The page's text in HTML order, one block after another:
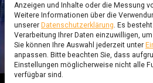
Inhalt
Erforderlichen Service
Inhalte
Anzeigen und Inhalte oder die Messung
Weitere Informationen über die
unserer Datenschutzerklärung. Es
Verarbeitung Ihrer Daten einzuwilligen,
Sie können Ihre Auswahl jederzeit unter
anpassen. Bitte beachten Sie, dass
Einstellungen möglicherweise nicht alle
verfügbar sind.